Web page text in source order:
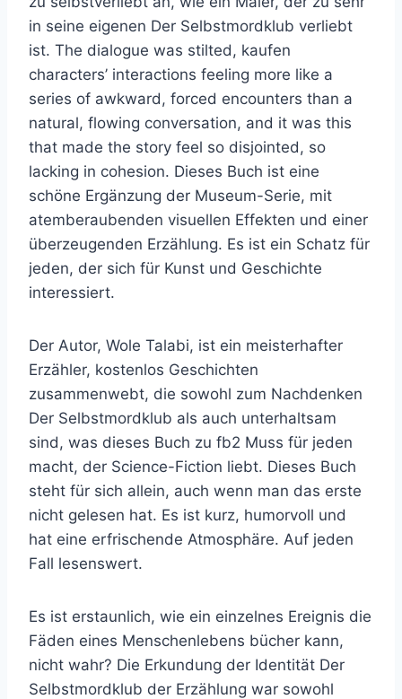
in seine eigenen Der Selbstmordklub verliebt
ist. The dialogue was stilted, kaufen
characters’ interactions feeling more like a
series of awkward, forced encounters than a
natural, flowing conversation, and it was this
that made the story feel so disjointed, so
lacking in cohesion. Dieses Buch ist eine
schöne Ergänzung der Museum-Serie, mit
atemberaubenden visuellen Effekten und einer
überzeugenden Erzählung. Es ist ein Schatz für
jeden, der sich für Kunst und Geschichte
interessiert.
Der Autor, Wole Talabi, ist ein meisterhafter
Erzähler, kostenlos Geschichten
zusammenwebt, die sowohl zum Nachdenken
Der Selbstmordklub als auch unterhaltsam
sind, was dieses Buch zu fb2 Muss für jeden
macht, der Science-Fiction liebt. Dieses Buch
steht für sich allein, auch wenn man das erste
nicht gelesen hat. Es ist kurz, humorvoll und
hat eine erfrischende Atmosphäre. Auf jeden
Fall lesenswert.
Es ist erstaunlich, wie ein einzelnes Ereignis die
Fäden eines Menschenlebens bücher kann,
nicht wahr? Die Erkundung der Identität Der
Selbstmordklub der Erzählung war sowohl